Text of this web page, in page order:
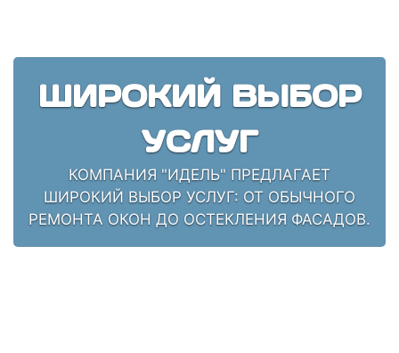
ШИРОКИЙ ВЫБОР
УСЛУГ
КОМПАНИЯ "ИДЕЛЬ" ПРЕДЛАГАЕТ
ШИРОКИЙ ВЫБОР УСЛУГ: ОТ ОБЫЧНОГО
РЕМОНТА ОКОН ДО ОСТЕКЛЕНИЯ ФАСАДОВ.